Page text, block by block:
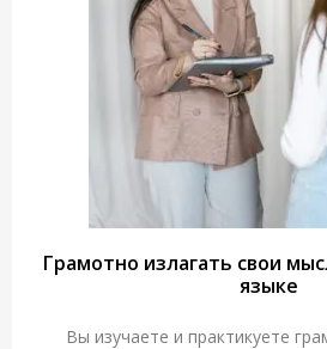
Грамотно излагать свои
языке
Вы изучаете и практикуете